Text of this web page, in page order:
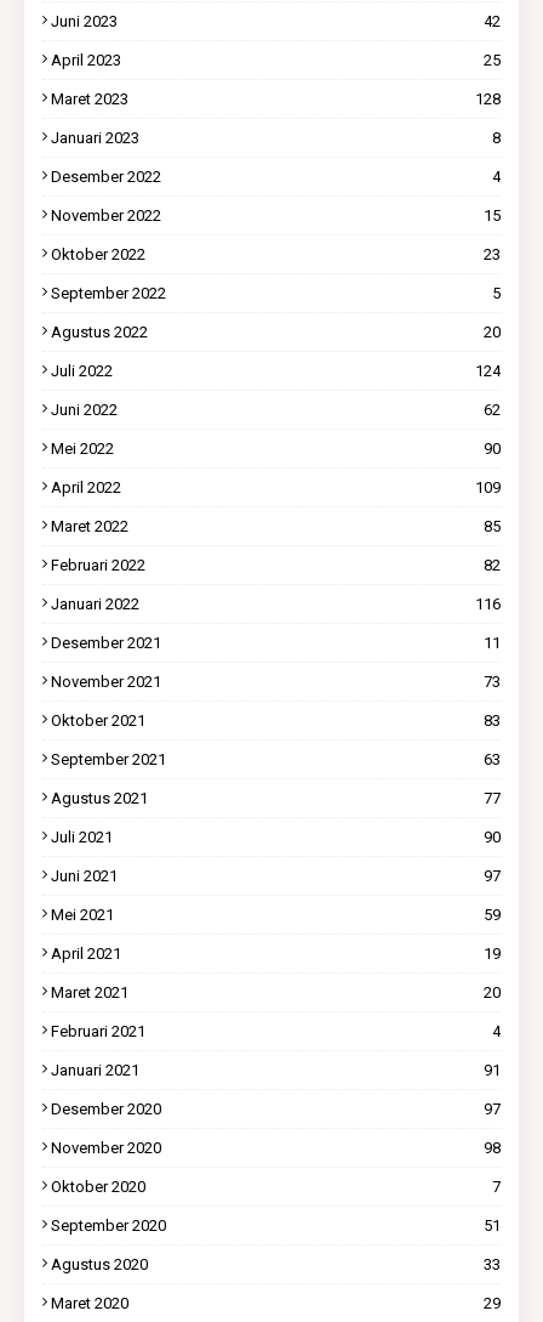
Juni 2023 42
April 2023 25
Maret 2023 128
Januari 2023 8
Desember 2022 4
November 2022 15
Oktober 2022 23
September 2022 5
Agustus 2022 20
Juli 2022 124
Juni 2022 62
Mei 2022 90
April 2022 109
Maret 2022 85
Februari 2022 82
Januari 2022 116
Desember 2021 11
November 2021 73
Oktober 2021 83
September 2021 63
Agustus 2021 77
Juli 2021 90
Juni 2021 97
Mei 2021 59
April 2021 19
Maret 2021 20
Februari 2021 4
Januari 2021 91
Desember 2020 97
November 2020 98
Oktober 2020 7
September 2020 51
Agustus 2020 33
Maret 2020 29